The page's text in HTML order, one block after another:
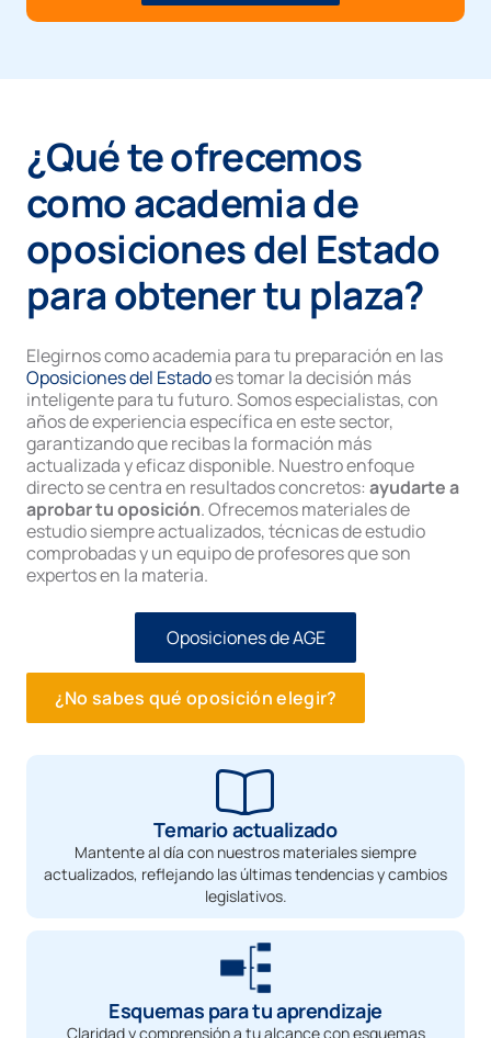
¿Qué te ofrecemos
como academia de
oposiciones del Estado
para obtener tu plaza?
Elegirnos como academia para tu preparación en las
Oposiciones del Estadoes tomar la decisión más
inteligente para tu futuro. Somos especialistas, con
años de experiencia específica en este sector,
garantizando que recibas la formación más
actualizada y eficaz disponible. Nuestro enfoque
directo se centra en resultados concretos: ayudarte a
aprobar tu oposición. Ofrecemos materiales de
estudio siempre actualizados, técnicas de estudio
comprobadas y un equipo de profesores que son
expertos en la materia.
Oposiciones de AGE
¿No sabes qué oposición elegir?
Temario actualizado
Mantente al día con nuestros materiales siempre
actualizados, reflejando las últimas tendencias y cambios
legislativos.
Esquemas para tu aprendizaje
Claridad y comprensión a tu alcance con esquemas